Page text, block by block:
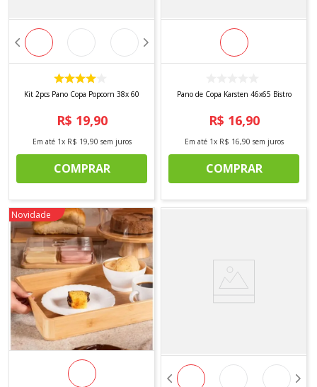
Kit 2pcs Pano Copa Popcorn 38x 60
R$ 19,90
Em até 1x R$ 19,90 sem juros
COMPRAR
Pano de Copa Karsten 46x65 Bistro
R$ 16,90
Em até 1x R$ 16,90 sem juros
COMPRAR
Novidade